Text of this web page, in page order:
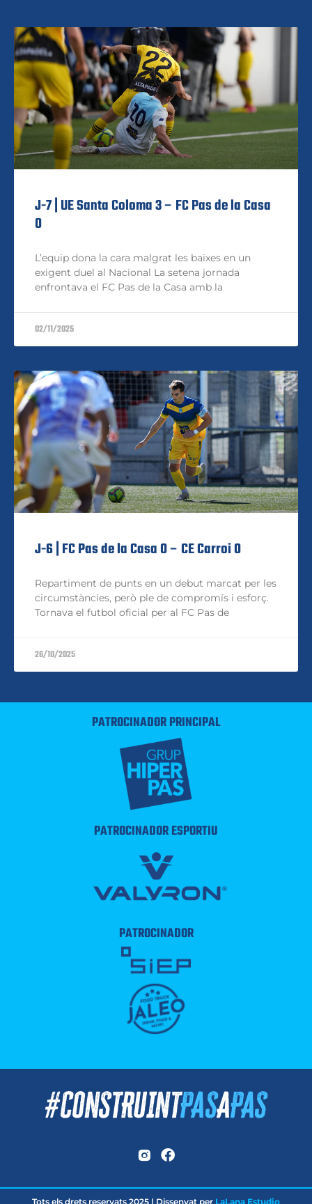
J-7 | UE Santa Coloma 3 – FC Pas de la Casa
0
L’equip dona la cara malgrat les baixes en un
exigent duel al Nacional La setena jornada
enfrontava el FC Pas de la Casa amb la
02/11/2025
J-6 | FC Pas de la Casa 0 – CE Carroi 0
Repartiment de punts en un debut marcat per les
circumstàncies, però ple de compromís i esforç.
Tornava el futbol oficial per al FC Pas de
26/10/2025
PATROCINADOR PRINCIPAL
PATROCINADOR ESPORTIU
PATROCINADOR
Tots els drets reservats 2025 | Dissenyat per LaLana Estudio